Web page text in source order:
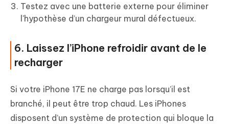
Testez avec une batterie externe pour éliminer
l'hypothèse d’un chargeur mural défectueux.
6. Laissez l’iPhone refroidir avant de le
recharger
Si votre iPhone 17E ne charge pas lorsqu’il est
branché, il peut être trop chaud. Les iPhones
disposent d’un système de protection qui bloque la